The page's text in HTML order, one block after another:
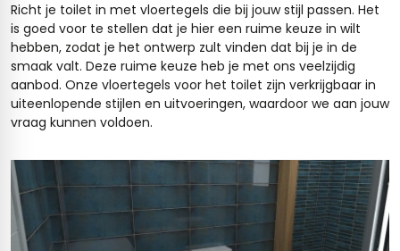
Richt je toilet in met vloertegels die bij jouw stijl passen. Het
is goed voor te stellen dat je hier een ruime keuze in wilt
hebben, zodat je het ontwerp zult vinden dat bij je in de
smaak valt. Deze ruime keuze heb je met ons veelzijdig
aanbod. Onze vloertegels voor het toilet zijn verkrijgbaar in
uiteenlopende stijlen en uitvoeringen, waardoor we aan jouw
vraag kunnen voldoen.